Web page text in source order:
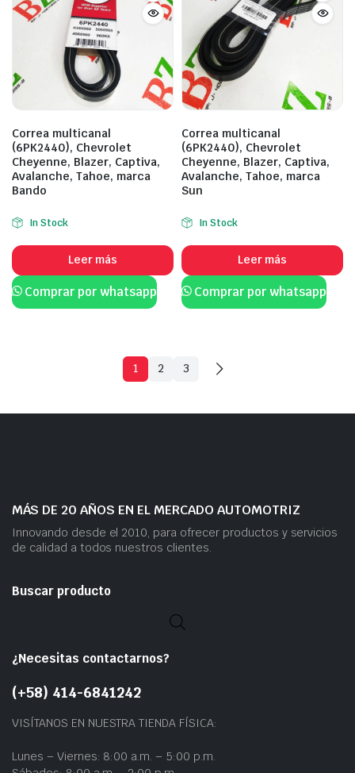
Correa multicanal
(6PK2440), Chevrolet
Cheyenne, Blazer, Captiva,
Avalanche, Tahoe, marca
Bando
In Stock
Leer más
Comprar por whatsapp
Correa multicanal
(6PK2440), Chevrolet
Cheyenne, Blazer, Captiva,
Avalanche, Tahoe, marca
Sun
In Stock
Leer más
Comprar por whatsapp
1 2 3
MÁS DE 20 AÑOS EN EL MERCADO AUTOMOTRIZ
Innovando desde el 2010, para ofrecer productos y servicios
de calidad a todos nuestros clientes.
Buscar producto
¿Necesitas contactarnos?
(+58) 414-6841242
VISÍTANOS EN NUESTRA TIENDA FÍSICA:
Lunes – Viernes: 8:00 a.m. – 5:00 p.m.